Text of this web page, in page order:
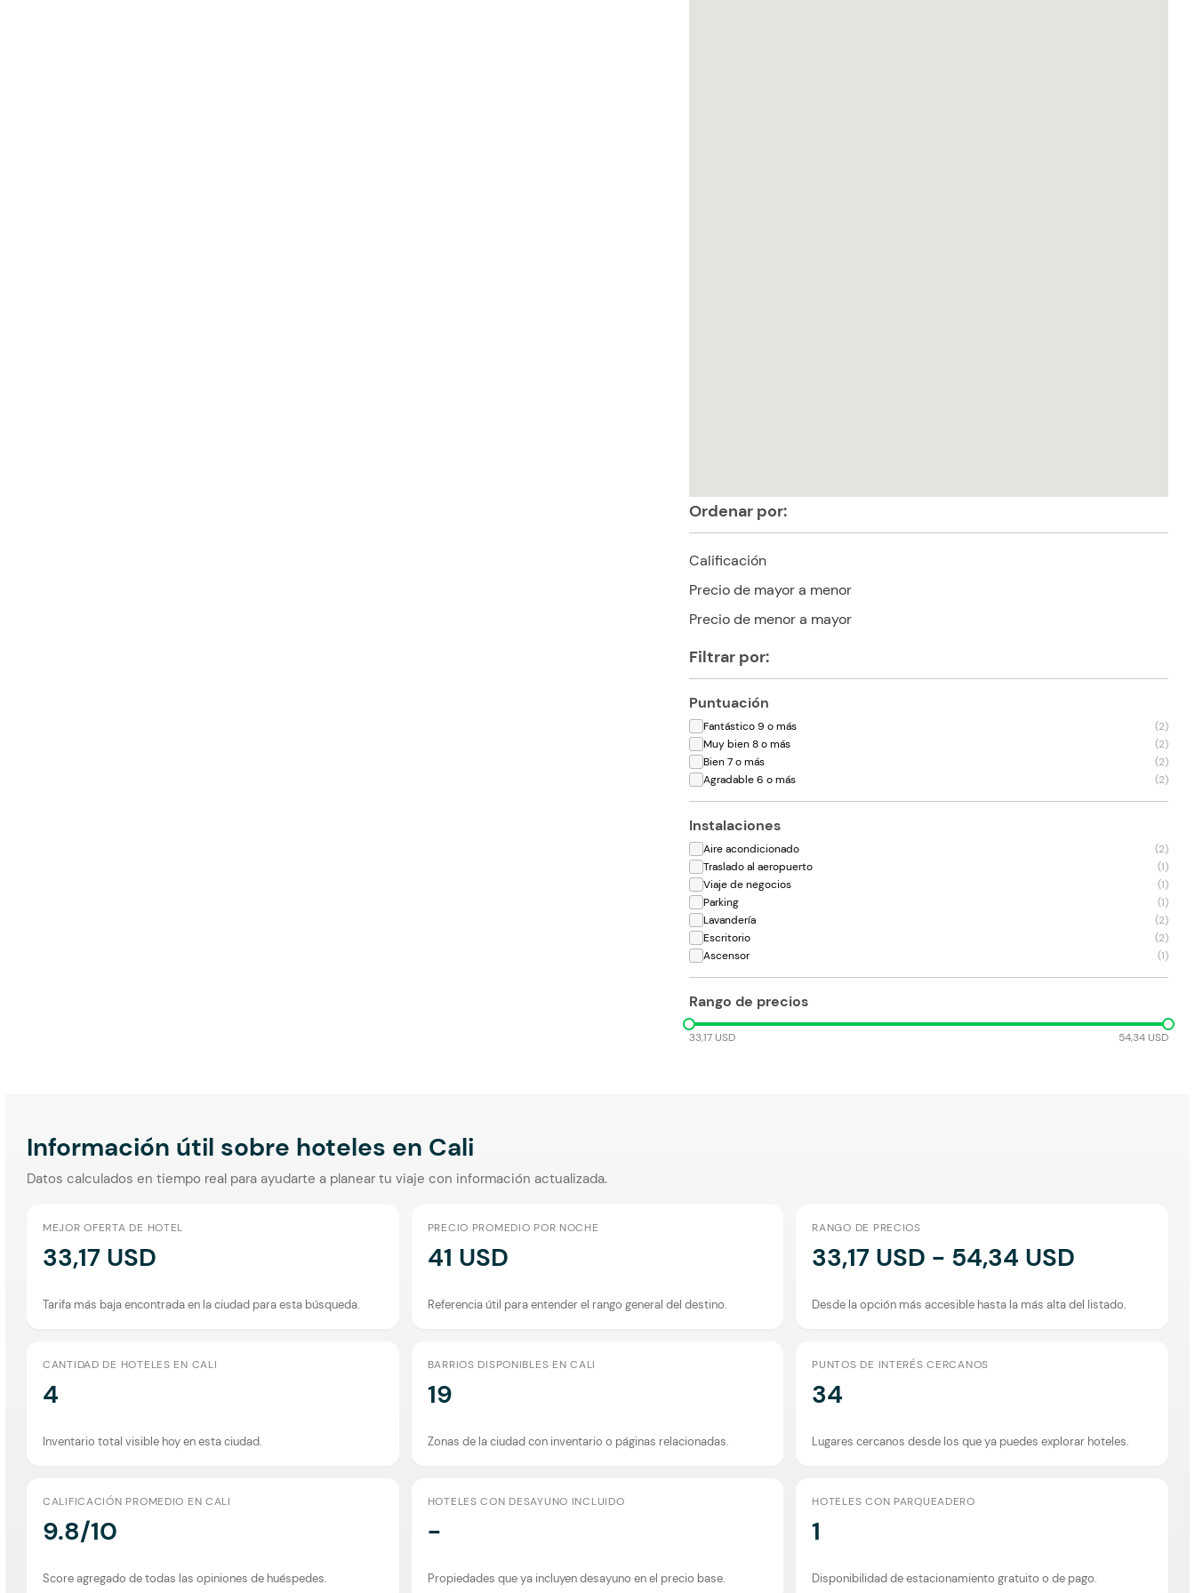
Ordenar por:
Calificación
Precio de mayor a menor
Precio de menor a mayor
Filtrar por:
Puntuación
Fantástico 9 o más (2)
Muy bien 8 o más
(2)
Bien 7 o más
(2)
Agradable 6 o más
(2)
Instalaciones
Aire acondicionado (2)
Traslado al aeropuerto
(1)
Viaje de negocios
(1)
Parking
(1)
Lavandería
(2)
Escritorio
(2)
Ascensor
(1)
Rango de precios
33,17 USD 54,34 USD
Información útil sobre hoteles en Cali
Datos calculados en tiempo real para ayudarte a planear tu viaje con información actualizada.
MEJOR OFERTA DE HOTEL
33,17 USD
Tarifa más baja encontrada en la ciudad para esta búsqueda.
PRECIO PROMEDIO POR NOCHE
41 USD
Referencia útil para entender el rango general del destino.
RANGO DE PRECIOS
33,17 USD - 54,34 USD
Desde la opción más accesible hasta la más alta del listado.
CANTIDAD DE HOTELES EN CALI
4
Inventario total visible hoy en esta ciudad.
BARRIOS DISPONIBLES EN CALI
19
Zonas de la ciudad con inventario o páginas relacionadas.
PUNTOS DE INTERÉS CERCANOS
34
Lugares cercanos desde los que ya puedes explorar hoteles.
CALIFICACIÓN PROMEDIO EN CALI
9.8/10
Score agregado de todas las opiniones de huéspedes.
HOTELES CON DESAYUNO INCLUIDO
-
Propiedades que ya incluyen desayuno en el precio base.
HOTELES CON PARQUEADERO
1
Disponibilidad de estacionamiento gratuito o de pago.